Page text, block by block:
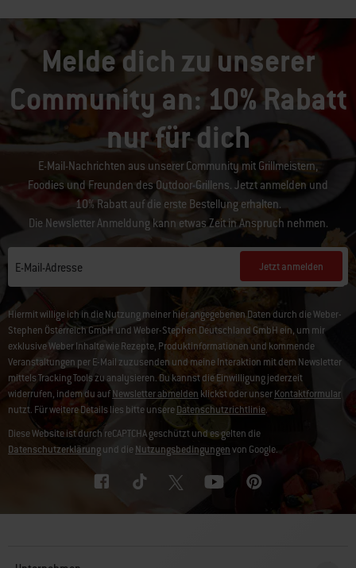
Melde dich zu unserer
Community an: 10% Rabatt
nur für dich
E-Mail-Nachrichten aus unserer Community mit Grillmeistern,
Foodies und Freunden des Outdoor-Grillens. Jetzt anmelden und
10% Rabatt auf die erste Bestellung erhalten.
Die Newsletter Anmeldung kann etwas Zeit in Anspruch nehmen.
E-Mail-Adresse Jetzt anmelden
Hiermit willige ich in die Nutzung meiner hier angegebenen Daten durch die Weber-
Stephen Österreich GmbH und Weber-Stephen Deutschland GmbH ein, um mir
exklusive Weber Inhalte wie Rezepte, Produktinformationen und kommende
Veranstaltungen per E-Mail zuzusenden und meine Interaktion mit dem Newsletter
mittels Tracking Tools zu analysieren. Du kannst die Einwilligung jederzeit
widerrufen, indem du aufNewsletter abmelden klickst oder unserKontaktformular
nutzt. Für weitere Details lies bitte unsereDatenschutzrichtlinie.
Diese Website ist durch reCAPTCHA geschützt und es gelten die
Datenschutzerklärungund dieNutzungsbedingungenvon Google.